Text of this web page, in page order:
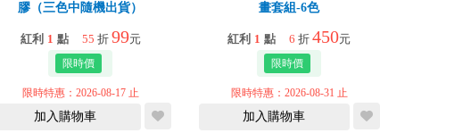
膠（三色中隨機出貨）
紅利 1 點 55 折 99元
限時特惠：2026-08-17 止
加入購物車
畫套組-6色
紅利 1 點 6 折 450元
限時特惠：2026-08-31 止
加入購物車